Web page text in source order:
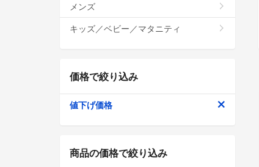
メンズ
キッズ／ベビー／マタニティ
価格で絞り込み
値下げ価格
商品の価格で絞り込み